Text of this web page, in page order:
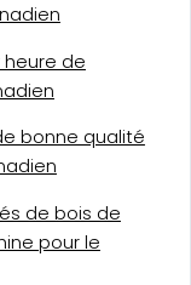
de
bonne qualité
de bois de
pour le